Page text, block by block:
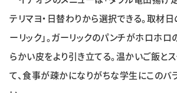
テリマヨ・日替わりから選択できる。取材日
ーリック」。ガーリックのパンチがホロホロ
らかい皮をより引き立てる。温かいご飯と
て、食事が疎かになりがちな学生にこのバ